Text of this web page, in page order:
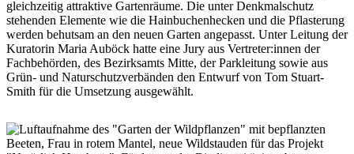
gleichzeitig attraktive Gartenräume. Die unter Denkmalschutz
stehenden Elemente wie die Hainbuchenhecken und die Pflasterung
werden behutsam an den neuen Garten angepasst. Unter Leitung der
Kuratorin Maria Auböck hatte eine Jury aus Vertreter:innen der
Fachbehörden, des Bezirksamts Mitte, der Parkleitung sowie aus
Grün- und Naturschutzverbänden den Entwurf von Tom Stuart-
Smith für die Umsetzung ausgewählt.